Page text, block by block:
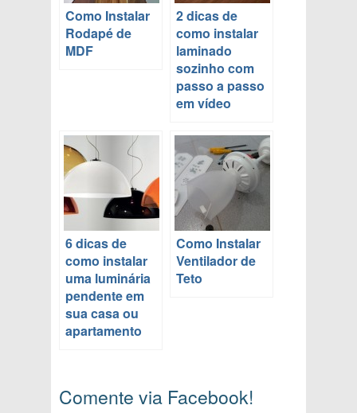
Como Instalar
Rodapé de
MDF
2 dicas de
como instalar
laminado
sozinho com
passo a passo
em vídeo
6 dicas de
como instalar
uma luminária
pendente em
sua casa ou
apartamento
Como Instalar
Ventilador de
Teto
Comente via Facebook!